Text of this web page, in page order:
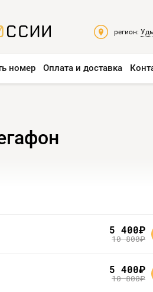
регион:
номер Оплата и доставка
5 400руб.
10 800руб.
5 400руб.
10 800руб.